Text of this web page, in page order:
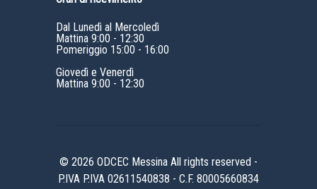
Dal Lunedì al Mercoledì
Mattina 9:00 - 12:30
Pomeriggio 15:00 - 16:00
Giovedì e Venerdì
Mattina 9:00 - 12:30
© 2026 ODCEC Messina All rights reserved -
P.IVA P.IVA 02611540838 - C.F. 80005660834